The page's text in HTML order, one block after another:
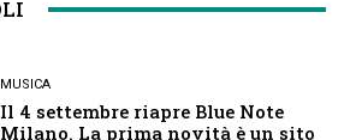
MUSICA
Il 4 settembre riapre Blue Note
Milano. La prima novità è un sito